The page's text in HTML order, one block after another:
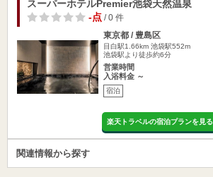
スーパーホテルPremier池袋天然温泉
-点/ 0 件
東京都 / 豊島区
目白駅1.66km 池袋駅552m
池袋駅より徒歩約6分
営業時間
入浴料金 ～
宿泊
楽天トラベルの宿泊プランを見る
関連情報から探す